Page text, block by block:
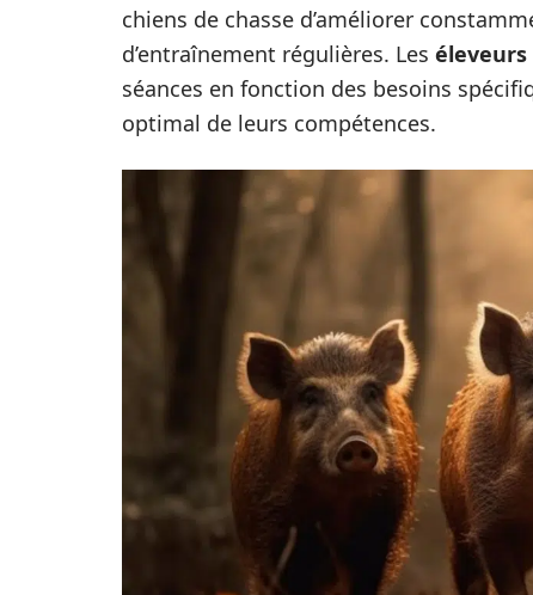
chiens de chasse d’améliorer
d’entraînement régulières. Les éleveurs
séances en fonction des besoins
optimal de leurs compétences.